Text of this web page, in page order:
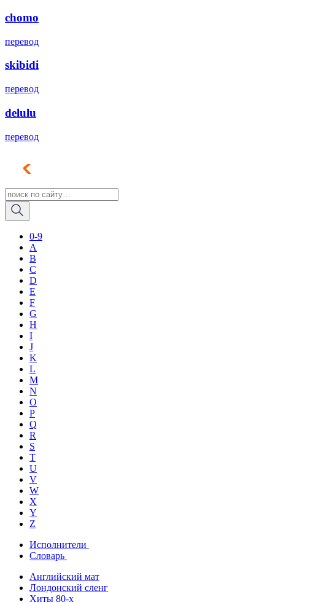
chomo
перевод
skibidi
перевод
delulu
перевод
0-9
A
B
C
D
E
F
G
H
I
J
K
L
M
N
O
P
Q
R
S
T
U
V
W
X
Y
Z
Исполнители
Словарь
Английский мат
Лондонский сленг
Хиты 80-х